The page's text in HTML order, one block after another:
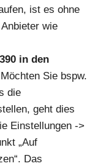
ist es ohne
wie
in den
Sie bspw.
die
geht dies
Einstellungen ->
„Auf
Das